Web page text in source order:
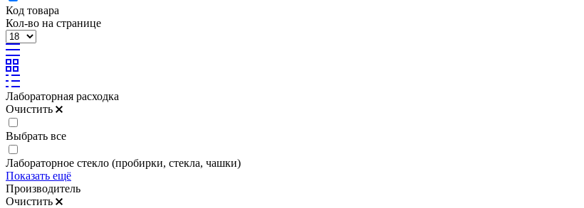
Код товара
Кол-во на странице
Лабораторная расходка
Очистить
Выбрать все
Лабораторное стекло (пробирки, стекла, чашки)
Показать ещё
Производитель
Очистить